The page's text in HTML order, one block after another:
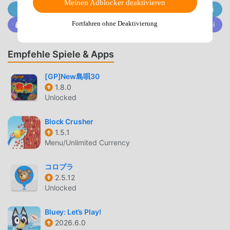
charming yokai guests.▪ Each yokai has its own taste and
personality, and special events await.3. Simple Yet
Addictive Gameplay▪ Enjoy intuitive controls and
simulation elements suitable for everyone!▪ Dive in for a
short break or play for hours—either way, it’s endlessly
fun.4.Hire & Customize Yokai Staff▪ Recruit yokai as your
restaurant staff, and personalize their outfits and gear for a
unique style.▪ Build your very own yokai team through
extensive customization options.5.VIP Customers & Boss
Content▪ Satisfy challenging VIP yokai guests to earn
special rewards!▪ Progress through the story to encounter
boss yokai you don’t want to miss.6. Story-Driven
Progression▪ Work with the yokai to unravel the mystery
behind your grandmother’s disappearance and form lasting
bonds.▪ Complete quests to unlock new chapters, regions,
and delicious recipes.7. Warm & Charming Art Style▪
inspired by traditional Japanese folklore!▪ Customize
Yuna’s outfits and decorate the restaurant interior however
Trete @MODDROID.CO auf dem Telegram-Channel bei
Trete @MODDROID.CO auf der Discord-Community bei
Empfehle Spiele & Apps
[GP]New島唄30
1.8.0
Unlocked
Block Crusher
1.5.1
Menu/Unlimited Currency
コロプラ
2.5.12
Unlocked
Bluey: Let’s Play!
2026.6.0
Meinen Adblocker deaktivieren
Fortfahren ohne Deaktivierung